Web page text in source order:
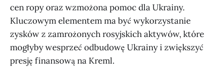
cen ropy oraz wzmożona pomoc dla Ukrainy.
Kluczowym elementem ma być wykorzystanie
zysków z zamrożonych rosyjskich aktywów, które
mogłyby wesprzeć odbudowę Ukrainy i zwiększyć
presję finansową na Kreml.